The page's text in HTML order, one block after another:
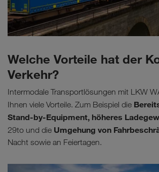
Welche Vorteile hat der
Verkehr?
Intermodale Transportlösungen mit LKW
Ihnen viele Vorteile. Zum Beispiel die
Stand-by-Equipment, höheres
29to und die Umgehung von
Nacht sowie an Feiertagen.